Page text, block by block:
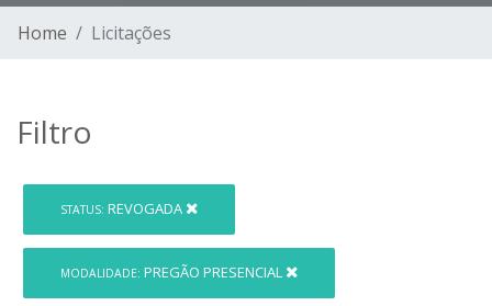
Home Licitações
Filtro
STATUS: REVOGADA
MODALIDADE: PREGÃO PRESENCIAL